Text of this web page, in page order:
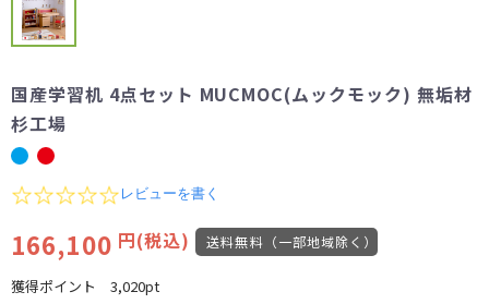
国産学習机 4点セット MUCMOC(ムックモック) 無垢材
杉工場
0.0
rating
レビューを書く
166,100 円(税込) 送料無料（一部地域除く）
獲得ポイント 3,020pt